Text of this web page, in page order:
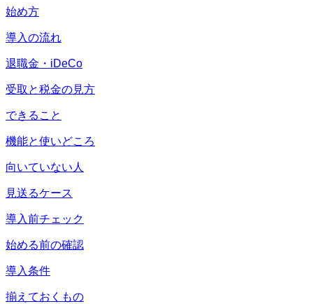
始め方
導入の流れ
退職金・iDeCo
受取と税金の見方
できること
機能と使いどころ
向いていない人
見送るケース
導入前チェック
始める前の確認
導入条件
揃えておくもの